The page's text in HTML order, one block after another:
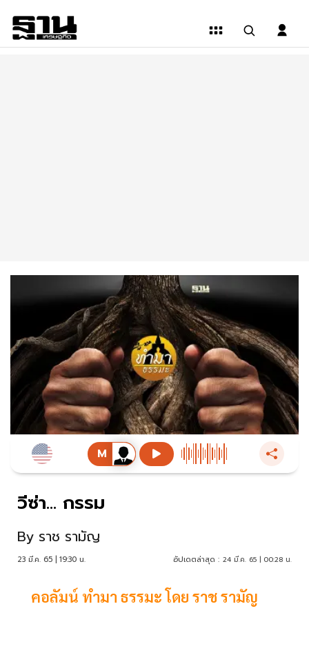
วีซ่า... กรรม
By ราช รามัญ
23 มี.ค. 65 | 19:30 น. อัปเดตล่าสุด : 24 มี.ค. 65 | 00:28 น.
คอลัมน์ ทำมา ธรรมะ โดย ราช รามัญ